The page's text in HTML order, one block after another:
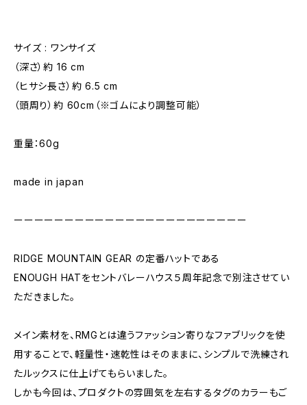
サイズ : ワンサイズ
（深さ）約 16 cm
（ヒサシ長さ）約 6.5 cm
（頭周り）約 60cm（※ゴムにより調整可能）
重量：60g
made in japan
ーーーーーーーーーーーーーーーーーーーーーーー
RIDGE MOUNTAIN GEAR の定番ハットである
ENOUGH HATをセントバレーハウス５周年記念で別注させてい
ただきました。
メイン素材を、RMGとは違うファッション寄りなファブリックを使
用することで、軽量性・速乾性はそのままに、シンプルで洗練され
たルックスに仕上げてもらいました。
しかも今回は、プロダクトの雰囲気を左右するタグのカラーもご